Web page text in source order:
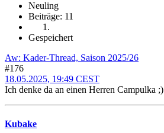
Neuling
Beiträge: 11
Gespeichert
Aw: Kader-Thread, Saison 2025/26
#176
18.05.2025, 19:49 CEST
Ich denke da an einen Herren Campulka ;)
Kubake